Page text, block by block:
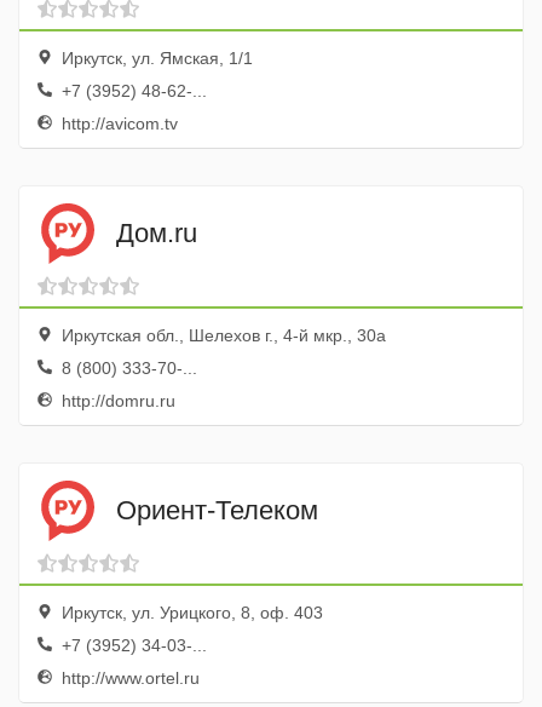
Иркутск, ул. Ямская, 1/1
+7 (3952) 48-62-...
http://avicom.tv
Дом.ru
Иркутская обл., Шелехов г., 4-й мкр., 30а
8 (800) 333-70-...
http://domru.ru
Ориент-Телеком
Иркутск, ул. Урицкого, 8, оф. 403
+7 (3952) 34-03-...
http://www.ortel.ru